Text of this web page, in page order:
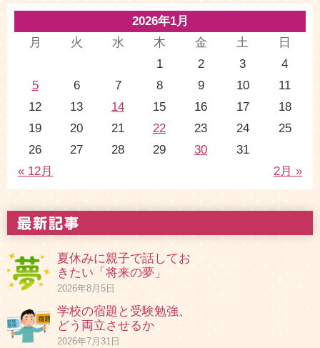
2026年1月
月
火 水 木 金 土 日
« 12月 2月 »
1 2 3
4
5
6 7 8 9 10
11
12
13 14 15 16 17
18
19
20 21 22 23 24
25
26
27 28 29 30 31
夏休みに親子で話してお
きたい「将来の夢」
2026年8月5日
学校の宿題と受験勉強、
どう両立させるか
2026年7月31日